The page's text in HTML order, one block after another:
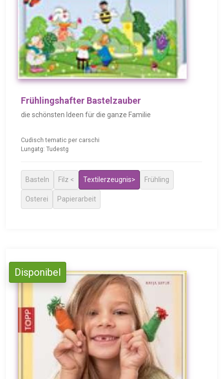
Frühlingshafter Bastelzauber
die schönsten Ideen für die ganze Familie
Cudisch tematic per carschi
Lungatg: Tudestg
Basteln Filz < Textilerzeugnis> Frühling
Osterei Papierarbeit
Disponibel